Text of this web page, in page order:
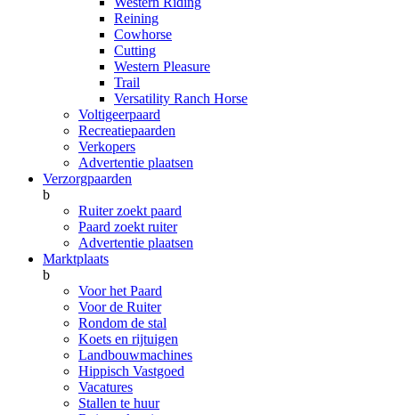
Reining
Cowhorse
Cutting
Western Pleasure
Trail
Versatility Ranch Horse
Voltigeerpaard
Recreatiepaarden
Verkopers
Advertentie plaatsen
Verzorgpaarden
b
Ruiter zoekt paard
Paard zoekt ruiter
Advertentie plaatsen
Marktplaats
b
Voor het Paard
Voor de Ruiter
Rondom de stal
Koets en rijtuigen
Landbouwmachines
Hippisch Vastgoed
Vacatures
Stallen te huur